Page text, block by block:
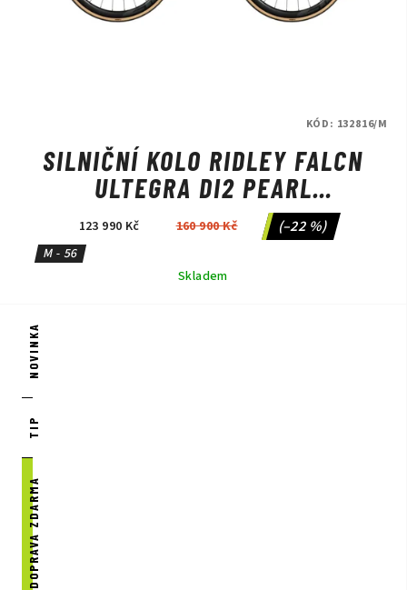
SILNIČNÍ KOLO RIDLEY FALCN
ULTEGRA DI2 PEARL
WHITE/SILVER/BLACK
123 990 Kč 160 900 Kč (–22 %)
M - 56
Skladem
KÓD: 132816/M
NOVINKA
TIP
DOPRAVA ZDARMA